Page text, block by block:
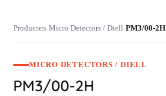
Producten›Micro Detectors / Diell›PM3/00-2H
MICRO DETECTORS / DIELL
PM3/00-2H